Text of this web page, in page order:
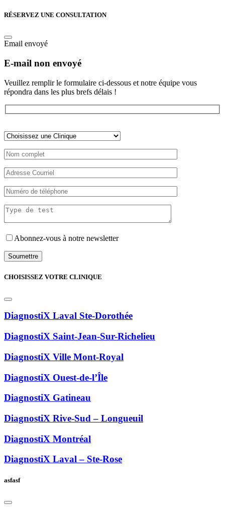
RÉSERVEZ UNE CONSULTATION
Email envoyé
E-mail non envoyé
Veuillez remplir le formulaire ci-dessous et notre équipe vous
répondra dans les plus brefs délais !
laisser
champ
Abonnez-vous à notre newsletter
CHOISISSEZ VOTRE CLINIQUE
DiagnostiX Laval Ste-Dorothée
DiagnostiX Saint-Jean-Sur-Richelieu
DiagnostiX Ville Mont-Royal
DiagnostiX Ouest-de-l’Île
DiagnostiX Gatineau
DiagnostiX Rive-Sud – Longueuil
DiagnostiX Montréal
DiagnostiX Laval – Ste-Rose
asfasf